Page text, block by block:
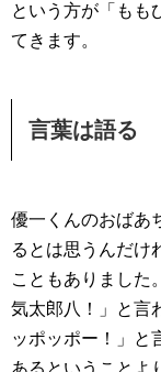
という方が「もも
てきます。
言葉は語る
優一くんのおばあ
るとは思うんだけ
こともありました
気太郎八！」と言
ッポッポー！」と
あるということよ